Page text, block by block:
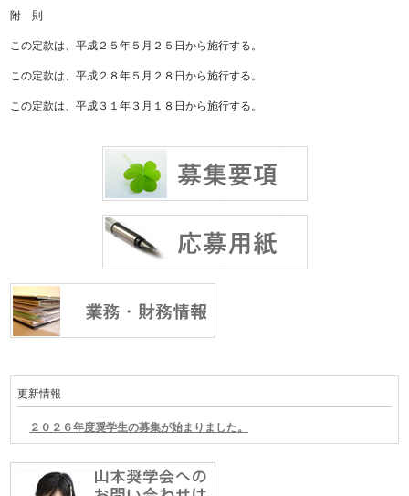
附 則
この定款は、平成２５年５月２５日から施行する。
この定款は、平成２８年５月２８日から施行する。
この定款は、平成３１年３月１８日から施行する。
更新情報
２０２６年度奨学生の募集が始まりました。